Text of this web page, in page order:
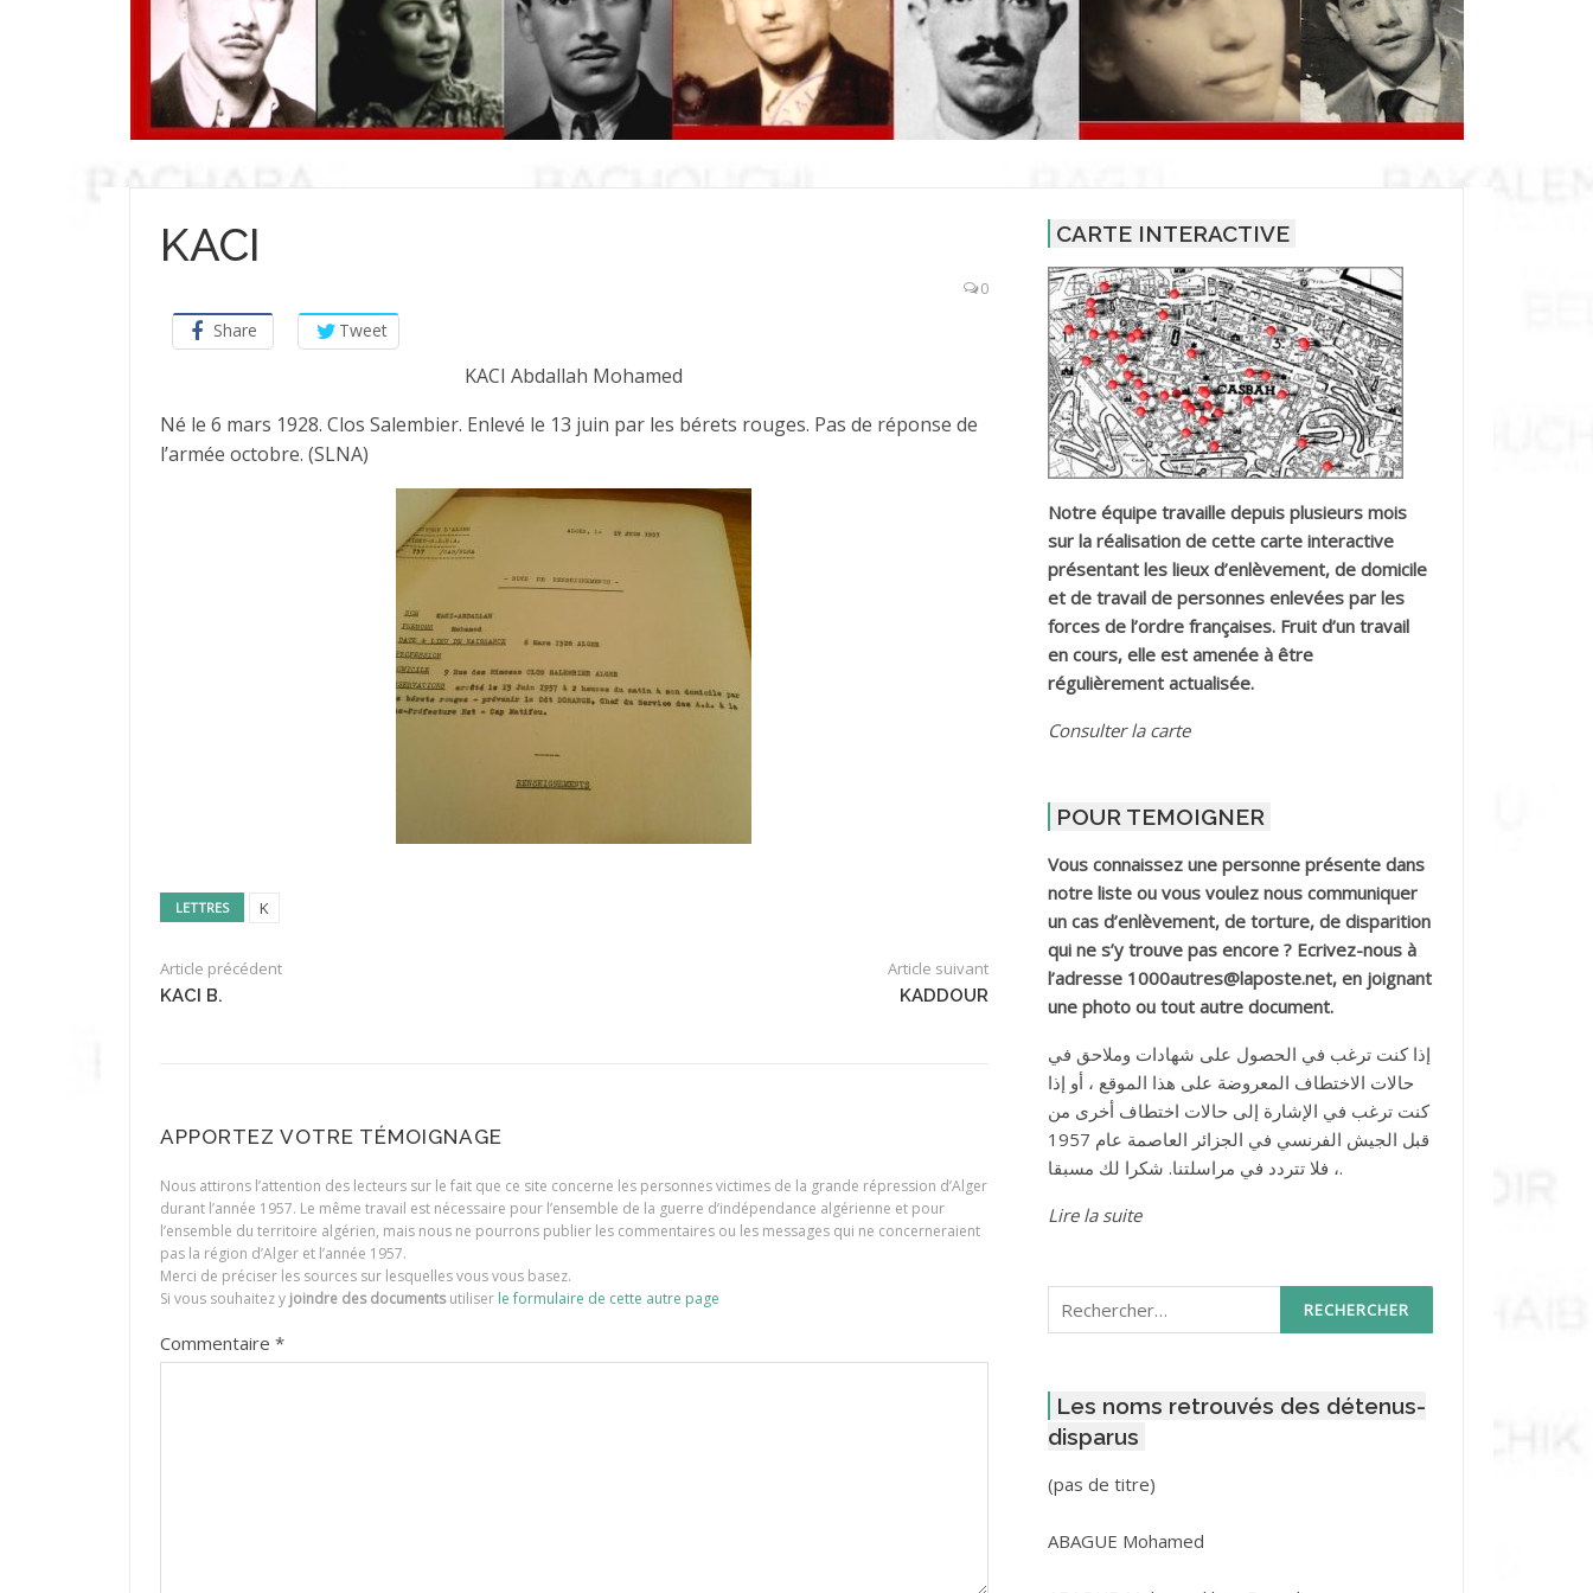
KACI
0
Share Tweet
KACI Abdallah Mohamed
Né le 6 mars 1928. Clos Salembier. Enlevé le 13 juin par les bérets rouges. Pas de réponse de
l’armée octobre. (SLNA)
LETTRES K
Article précédent
KACI B.
Article suivant
KADDOUR
APPORTEZ VOTRE TÉMOIGNAGE
Nous attirons l’attention des lecteurs sur le fait que ce site concerne les personnes victimes de la grande répression d’Alger
durant l’année 1957. Le même travail est nécessaire pour l’ensemble de la guerre d’indépendance algérienne et pour
l’ensemble du territoire algérien, mais nous ne pourrons publier les commentaires ou les messages qui ne concerneraient
pas la région d’Alger et l’année 1957.
Merci de préciser les sources sur lesquelles vous vous basez.
Si vous souhaitez y joindre des documentsutiliser le formulaire de cette autre page
Commentaire *
CARTE INTERACTIVE
Notre équipe travaille depuis plusieurs mois
sur la réalisation de cette carte interactive
présentant les lieux d’enlèvement, de domicile
et de travail de personnes enlevées par les
forces de l’ordre françaises. Fruit d’un travail
en cours, elle est amenée à être
régulièrement actualisée.
Consulter la carte
POUR TEMOIGNER
Vous connaissez une personne présente dans
notre liste ou vous voulez nous communiquer
un cas d’enlèvement, de torture, de disparition
qui ne s’y trouve pas encore ? Ecrivez-nous à
l’adresse 1000autres@laposte.net, en joignant
une photo ou tout autre document.
إذا كنت ترغب في الحصول على شهادات وملاحق في
حالات الاختطاف المعروضة على هذا الموقع ، أو إذا
كنت ترغب في الإشارة إلى حالات اختطاف أخرى من
قبل الجيش الفرنسي في الجزائر العاصمة عام 1957
، فلا تتردد في مراسلتنا. شكرا لك مسبقا.
Lire la suite
Rechercher :
Les noms retrouvés des détenus-
disparus
(pas de titre)Post
3416
ABAGUE Mohamed